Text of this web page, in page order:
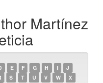
Martínez
E F G H I
J
S T U V W
X